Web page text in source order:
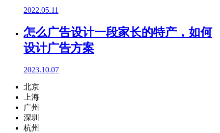
2022.05.11
怎么广告设计一段家长的特产，如何
设计广告方案
2023.10.07
北京
上海
广州
深圳
杭州